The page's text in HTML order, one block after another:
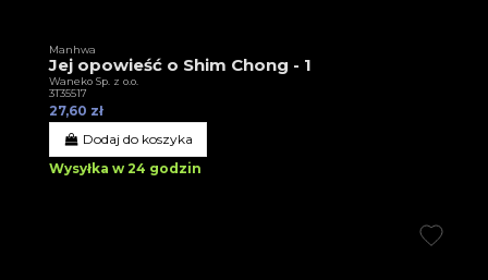
Manhwa
Jej opowieść o Shim Chong - 1
Waneko Sp. z o.o.
3T35517
27,60 zł
Dodaj do koszyka
Wysyłka w 24 godzin